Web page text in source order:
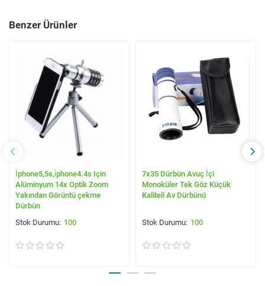
Benzer Ürünler
İphone5,5s,i̇phone4.4s Için
Alüminyum 14x Optik Zoom
Yakından Görüntü çekme
Dürbün
100
7x35 Dürbün Avuç İçi
Monoküler Tek Göz Küçük
Kaliteli Av Dürbünü
100